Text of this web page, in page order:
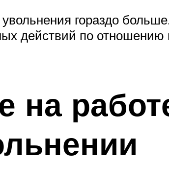
гораздо
действий по отношению
на